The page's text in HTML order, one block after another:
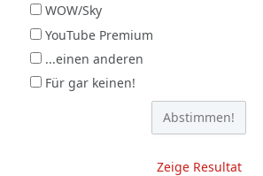
WOW/Sky
YouTube Premium
...einen anderen
Für gar keinen!
Zeige Resultat